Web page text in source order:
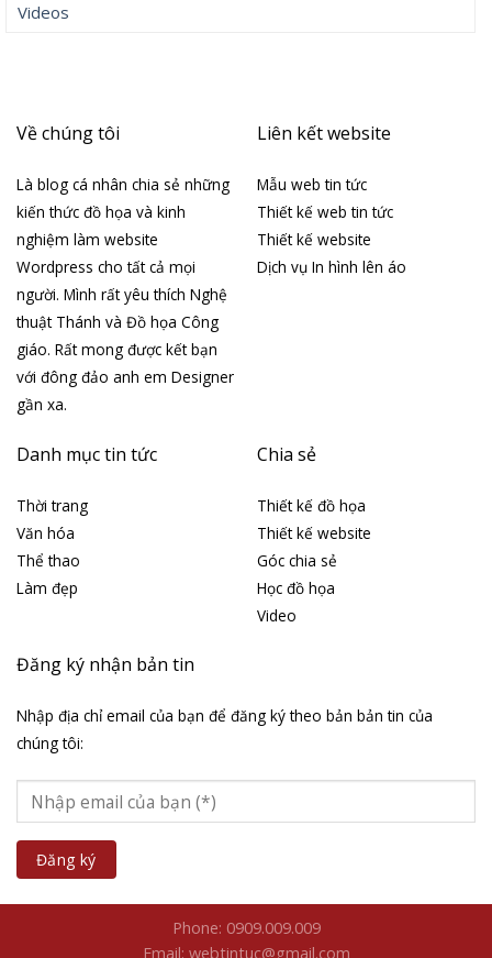
Videos
Về chúng tôi
Là blog cá nhân chia sẻ những
kiến thức đồ họa và kinh
nghiệm làm website
Wordpress cho tất cả mọi
người. Mình rất yêu thích Nghệ
thuật Thánh và Đồ họa Công
giáo. Rất mong được kết bạn
với đông đảo anh em Designer
gần xa.
Liên kết website
Mẫu web tin tức
Thiết kế web tin tức
Thiết kế website
Dịch vụ In hình lên áo
Danh mục tin tức
Thời trang
Văn hóa
Thể thao
Làm đẹp
Chia sẻ
Thiết kế đồ họa
Thiết kế website
Góc chia sẻ
Học đồ họa
Video
Đăng ký nhận bản tin
Nhập địa chỉ email của bạn để đăng ký theo bản bản tin của
chúng tôi:
Phone: 0909.009.009
Email: webtintuc@gmail.com